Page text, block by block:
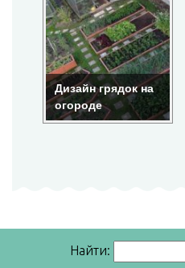
Красивый салат
на огороде
Найти: